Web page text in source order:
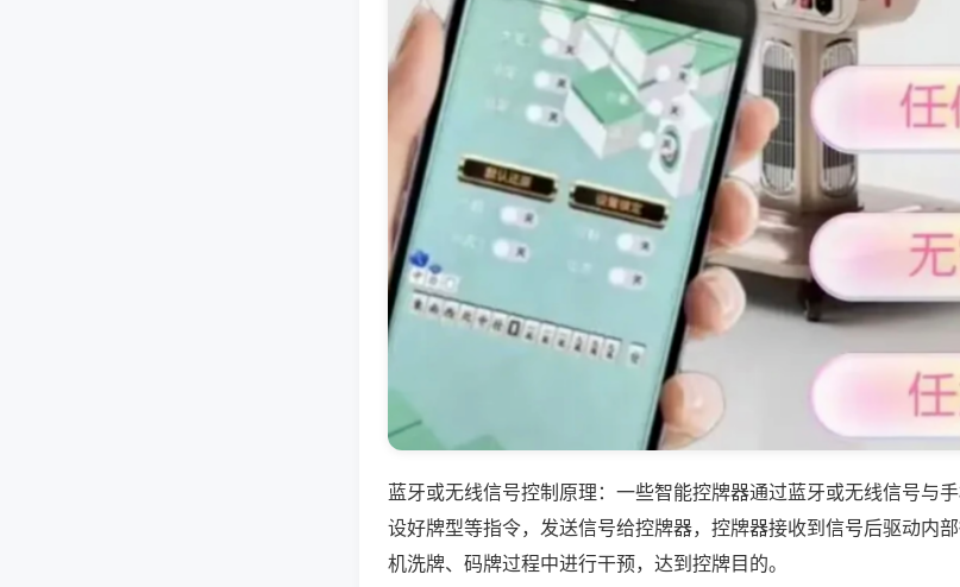
蓝牙或无线信号控制原理：一些智能控牌器通过蓝牙或无线信号与
设好牌型等指令，发送信号给控牌器，控牌器接收到信号后驱动内
机洗牌、码牌过程中进行干预，达到控牌目的。